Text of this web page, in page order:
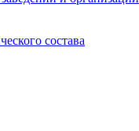
состава